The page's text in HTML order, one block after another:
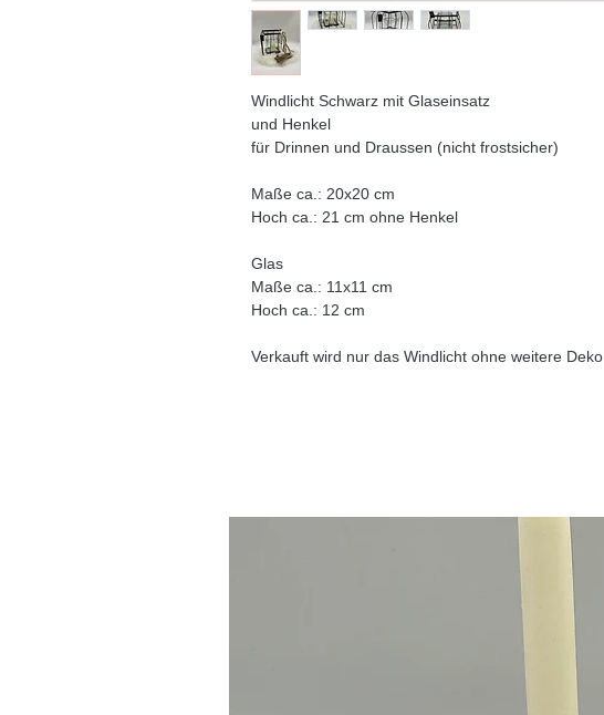
Windlicht Schwarz mit Glaseinsatz
und Henkel
für Drinnen und Draussen (nicht frostsicher)
Maße ca.: 20x20 cm
Hoch ca.: 21 cm ohne Henkel
Glas
Maße ca.: 11x11 cm
Hoch ca.: 12 cm
Verkauft wird nur das Windlicht ohne weitere Deko